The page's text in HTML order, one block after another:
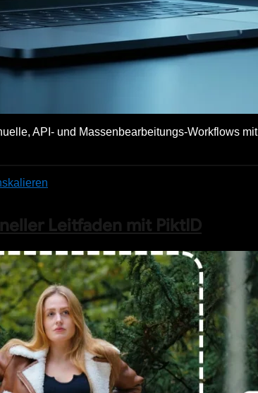
API- und Massenbearbeitungs-Workflows mit
Leitfaden mit PiktID